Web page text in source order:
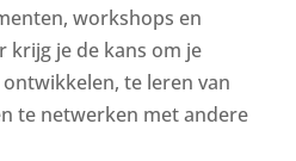
workshops en
krijg je de kans om je
te leren van
te netwerken met andere